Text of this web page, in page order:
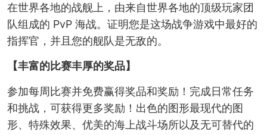
在世界各地的战舰上，由来自世界各地的顶级玩家团
队组成的 PvP 海战。证明您是这场战争游戏中最好的
指挥官，并且您的舰队是无敌的。
【丰富的比赛丰厚的奖品】
参加每周比赛并免费赢得奖品和奖励！完成日常任务
和挑战，可获得更多奖励！出色的图形最现代的图
形、特殊效果、优美的海上战斗场所以及无可替代的